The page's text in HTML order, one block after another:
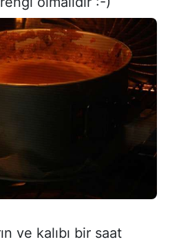
ve kalıbı bir saat